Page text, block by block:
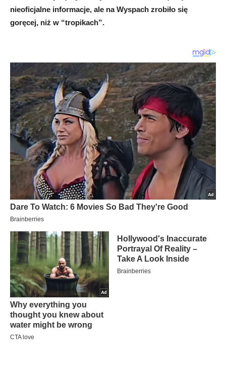
nieoficjalne informacje, ale na Wyspach zrobiło się
goręcej, niż w “tropikach”.